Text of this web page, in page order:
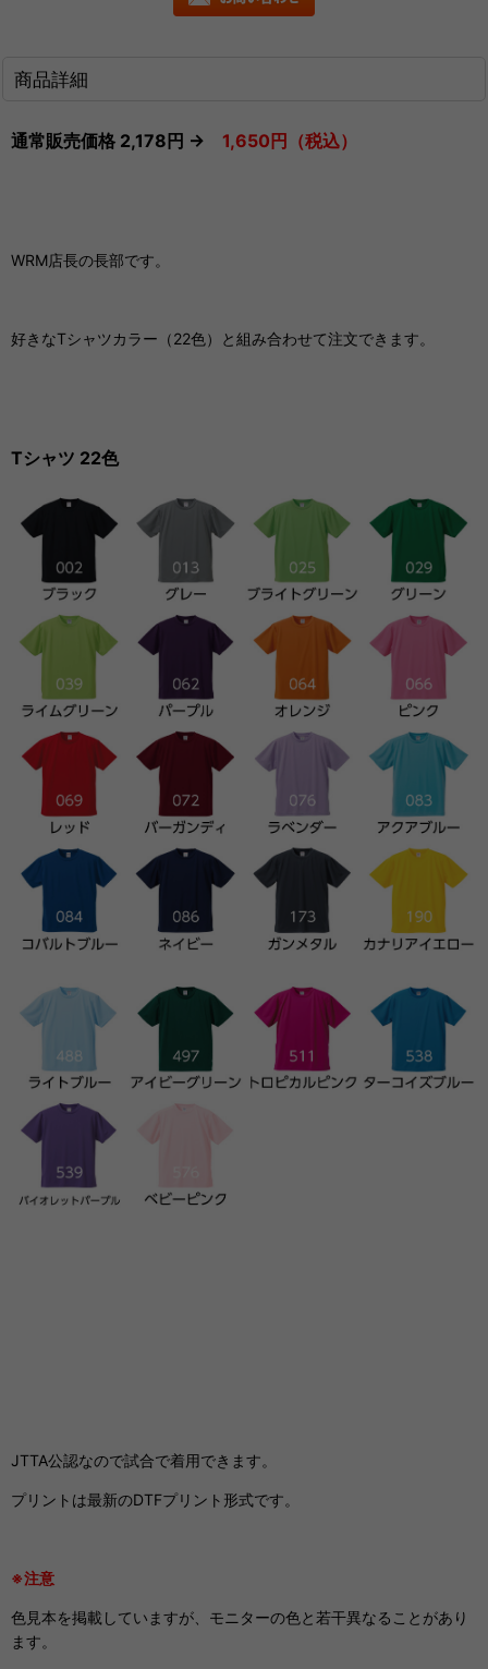
商品詳細
通常販売価格 2,178円 → 1,650円（税込）
WRM店長の長部です。
好きなTシャツカラー（22色）と組み合わせて注文できます。
Tシャツ 22色
JTTA公認なので試合で着用できます。
プリントは最新のDTFプリント形式です。
※注意
色見本を掲載していますが、モニターの色と若干異なることがあり
ます。